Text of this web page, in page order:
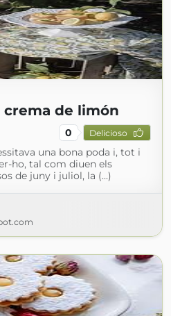
crema de limón
0 Delicioso
una bona poda i, tot i
ho, tal com diuen els
de juny i juliol, la (...)